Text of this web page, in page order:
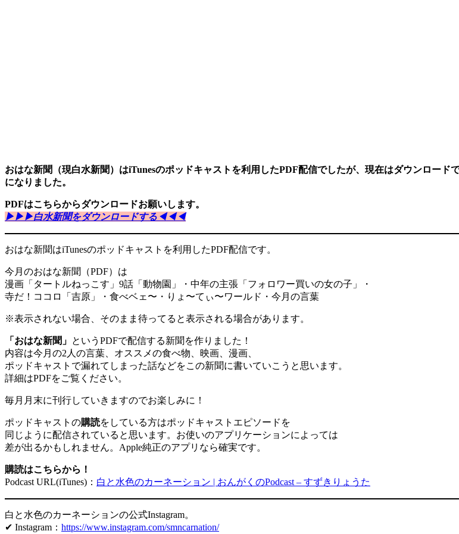
おはな新聞（現白水新聞）はiTunesのポッドキャストを利用したPDF配信でしたが、現在はダウンロー
になりました。
PDFはこちらからダウンロードお願いします。
▶︎▶︎▶︎白水新聞をダウンロードする◀︎◀︎◀︎
おはな新聞はiTunesのポッドキャストを利用したPDF配信です。
今月のおはな新聞（PDF）は
漫画「タートルねっこす」9話「動物園」・中年の主張「フォロワー買いの女の子」・
寺だ！ココロ「吉原」・食べベェ〜・りょ〜てぃ〜ワールド・今月の言葉
※表示されない場合、そのまま待ってると表示される場合があります。
「おはな新聞」 というPDFで配信する新聞を作りました！
内容は今月の2人の言葉、オススメの食べ物、映画、漫画、
ポッドキャストで漏れてしまった話などをこの新聞に書いていこうと思います。
詳細はPDFをご覧ください。
毎月月末に刊行していきますのでお楽しみに！
ポッドキャストの購読をしている方はポッドキャストエピソードを
同じように配信されていると思います。お使いのアプリケーションによっては
差が出るかもしれません。Apple純正のアプリなら確実です。
購読はこちらから！
Podcast URL(iTunes)： 白と水色のカーネーション | おんがくのPodcast – すずきりょうた
白と水色のカーネーションの公式Instagram。
✔ Instagram： https://www.instagram.com/smncarnation/